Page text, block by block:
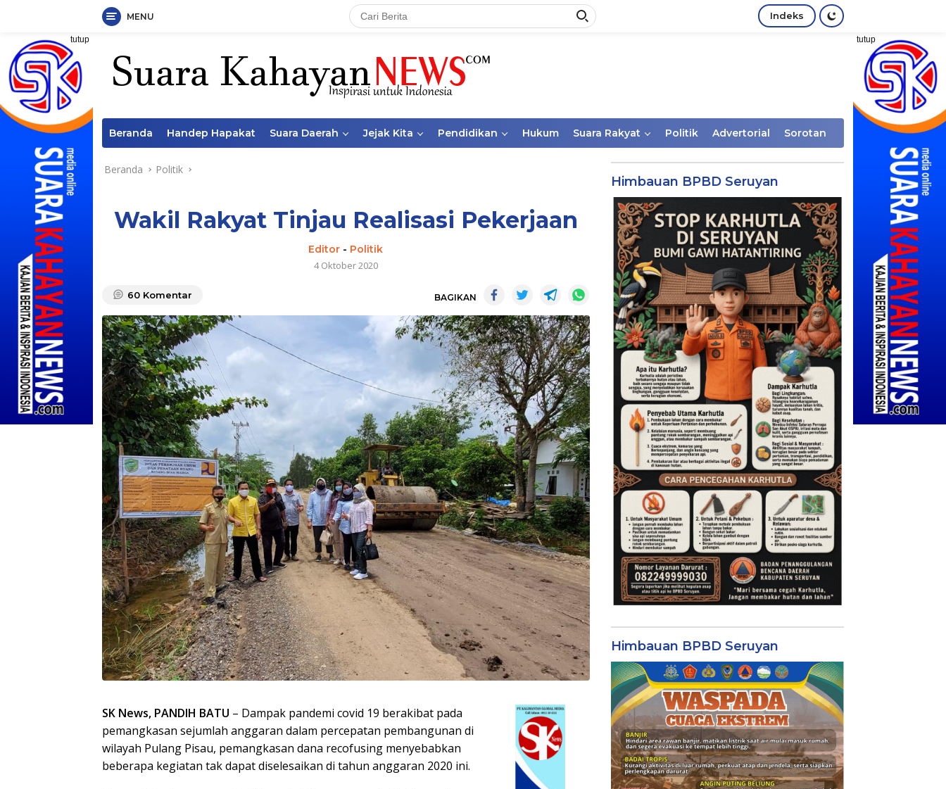
Langsung
konten
MENU Indeks
tutup tutup
Beranda Handep Hapakat Suara Daerah Jejak Kita Pendidikan Hukum Suara Rakyat Politik Advertorial Sorotan
Beranda Politik
Wakil Rakyat Tinjau Realisasi Pekerjaan
Editor - Politik
4 Oktober 2020
60 Komentar BAGIKAN
SK News, PANDIH BATU – Dampak pandemi covid 19 berakibat pada
pemangkasan sejumlah anggaran dalam percepatan pembangunan di
wilayah Pulang Pisau, pemangkasan dana recofusing menyebabkan
beberapa kegiatan tak dapat diselesaikan di tahun anggaran 2020 ini.
Himbauan BPBD Seruyan
Himbauan BPBD Seruyan